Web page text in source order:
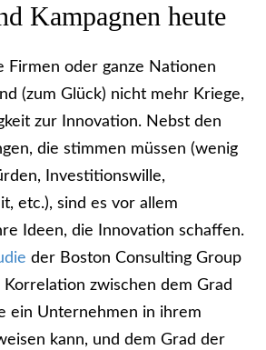
Kampagnen heute
Firmen oder ganze Nationen
(zum Glück) nicht mehr Kriege,
zur Innovation. Nebst den
die stimmen müssen (wenig
Investitionswille,
etc.), sind es vor allem
Ideen, die Innovation schaffen.
der Boston Consulting Group
zwischen dem Grad
ein Unternehmen in ihrem
kann, und dem Grad der